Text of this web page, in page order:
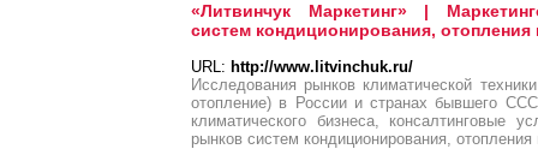
«Литвинчук Маркетинг» |
систем кондиционирования, отопления
URL: http://www.litvinchuk.ru/
Исследования рынков климатической
отопление) в России и странах бывшего
климатического бизнеса, консалтинговые
рынков систем кондиционирования, отопления